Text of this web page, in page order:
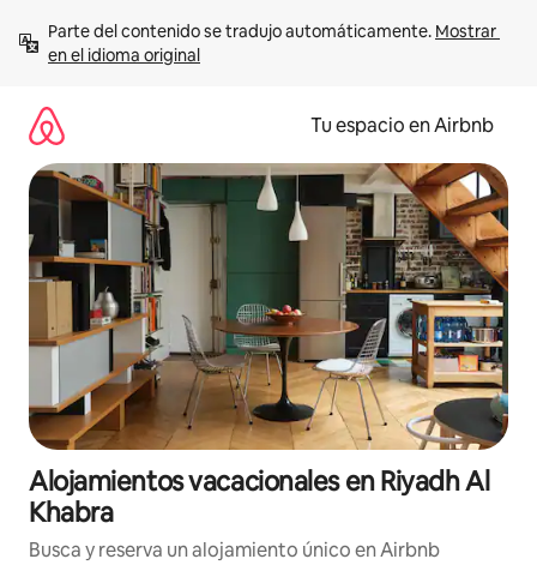
contenido
Parte del contenido se tradujo automáticamente. Mostrar
en el idioma original
Tu espacio en Airbnb
Alojamientos vacacionales en Riyadh Al
Khabra
Busca y reserva un alojamiento único en Airbnb